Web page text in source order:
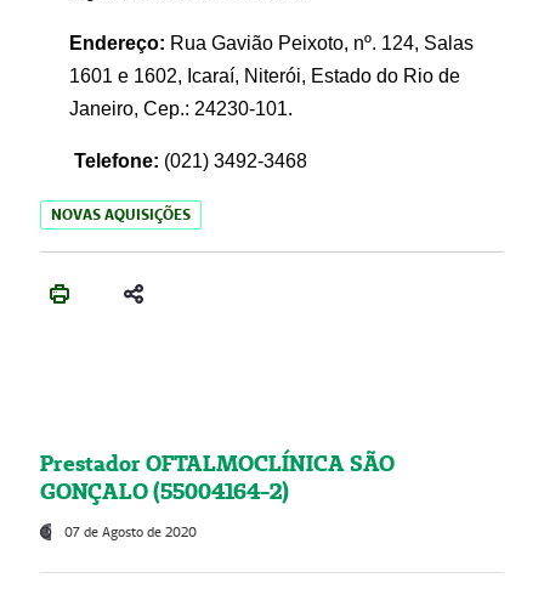
Endereço: Rua Gavião Peixoto, nº. 124, Salas
1601 e 1602, Icaraí, Niterói, Estado do Rio de
Janeiro, Cep.: 24230-101.
Telefone: (021) 3492-3468
NOVAS AQUISIÇÕES
Prestador OFTALMOCLÍNICA SÃO
GONÇALO (55004164-2)
07 de Agosto de 2020